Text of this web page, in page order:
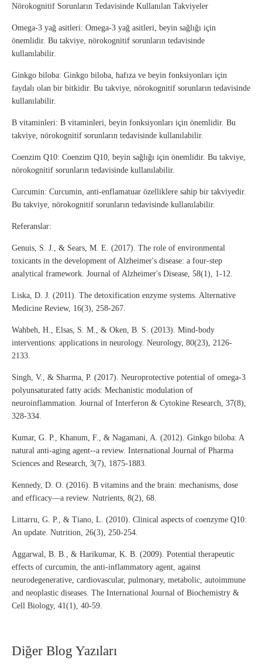
Nörokognitif Sorunların Tedavisinde Kullanılan Takviyeler
Omega-3 yağ asitleri: Omega-3 yağ asitleri, beyin sağlığı için
önemlidir. Bu takviye, nörokognitif sorunların tedavisinde
kullanılabilir.
Ginkgo biloba: Ginkgo biloba, hafıza ve beyin fonksiyonları için
faydalı olan bir bitkidir. Bu takviye, nörokognitif sorunların tedavisinde
kullanılabilir.
B vitaminleri: B vitaminleri, beyin fonksiyonları için önemlidir. Bu
takviye, nörokognitif sorunların tedavisinde kullanılabilir.
Coenzim Q10: Coenzim Q10, beyin sağlığı için önemlidir. Bu takviye,
nörokognitif sorunların tedavisinde kullanılabilir.
Curcumin: Curcumin, anti-enflamatuar özelliklere sahip bir takviyedir.
Bu takviye, nörokognitif sorunların tedavisinde kullanılabilir.
Referanslar:
Genuis, S. J., & Sears, M. E. (2017). The role of environmental
toxicants in the development of Alzheimer's disease: a four-step
analytical framework. Journal of Alzheimer's Disease, 58(1), 1-12.
Liska, D. J. (2011). The detoxification enzyme systems. Alternative
Medicine Review, 16(3), 258-267.
Wahbeh, H., Elsas, S. M., & Oken, B. S. (2013). Mind-body
interventions: applications in neurology. Neurology, 80(23), 2126-
2133.
Singh, V., & Sharma, P. (2017). Neuroprotective potential of omega-3
polyunsaturated fatty acids: Mechanistic modulation of
neuroinflammation. Journal of Interferon & Cytokine Research, 37(8),
328-334.
Kumar, G. P., Khanum, F., & Nagamani, A. (2012). Ginkgo biloba: A
natural anti-aging agent--a review. International Journal of Pharma
Sciences and Research, 3(7), 1875-1883.
Kennedy, D. O. (2016). B vitamins and the brain: mechanisms, dose
and efficacy—a review. Nutrients, 8(2), 68.
Littarru, G. P., & Tiano, L. (2010). Clinical aspects of coenzyme Q10:
An update. Nutrition, 26(3), 250-254.
Aggarwal, B. B., & Harikumar, K. B. (2009). Potential therapeutic
effects of curcumin, the anti-inflammatory agent, against
neurodegenerative, cardiovascular, pulmonary, metabolic, autoimmune
and neoplastic diseases. The International Journal of Biochemistry &
Cell Biology, 41(1), 40-59.
Diğer Blog Yazıları